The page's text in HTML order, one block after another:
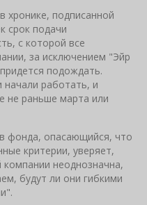
хронике, подписанной
срок подачи
с которой все
за исключением "Эйр
подождать.
работать, и
не раньше марта или
фонда, опасающийся, что
критерии, уверяет,
компании неоднозначна,
будут ли они гибкими